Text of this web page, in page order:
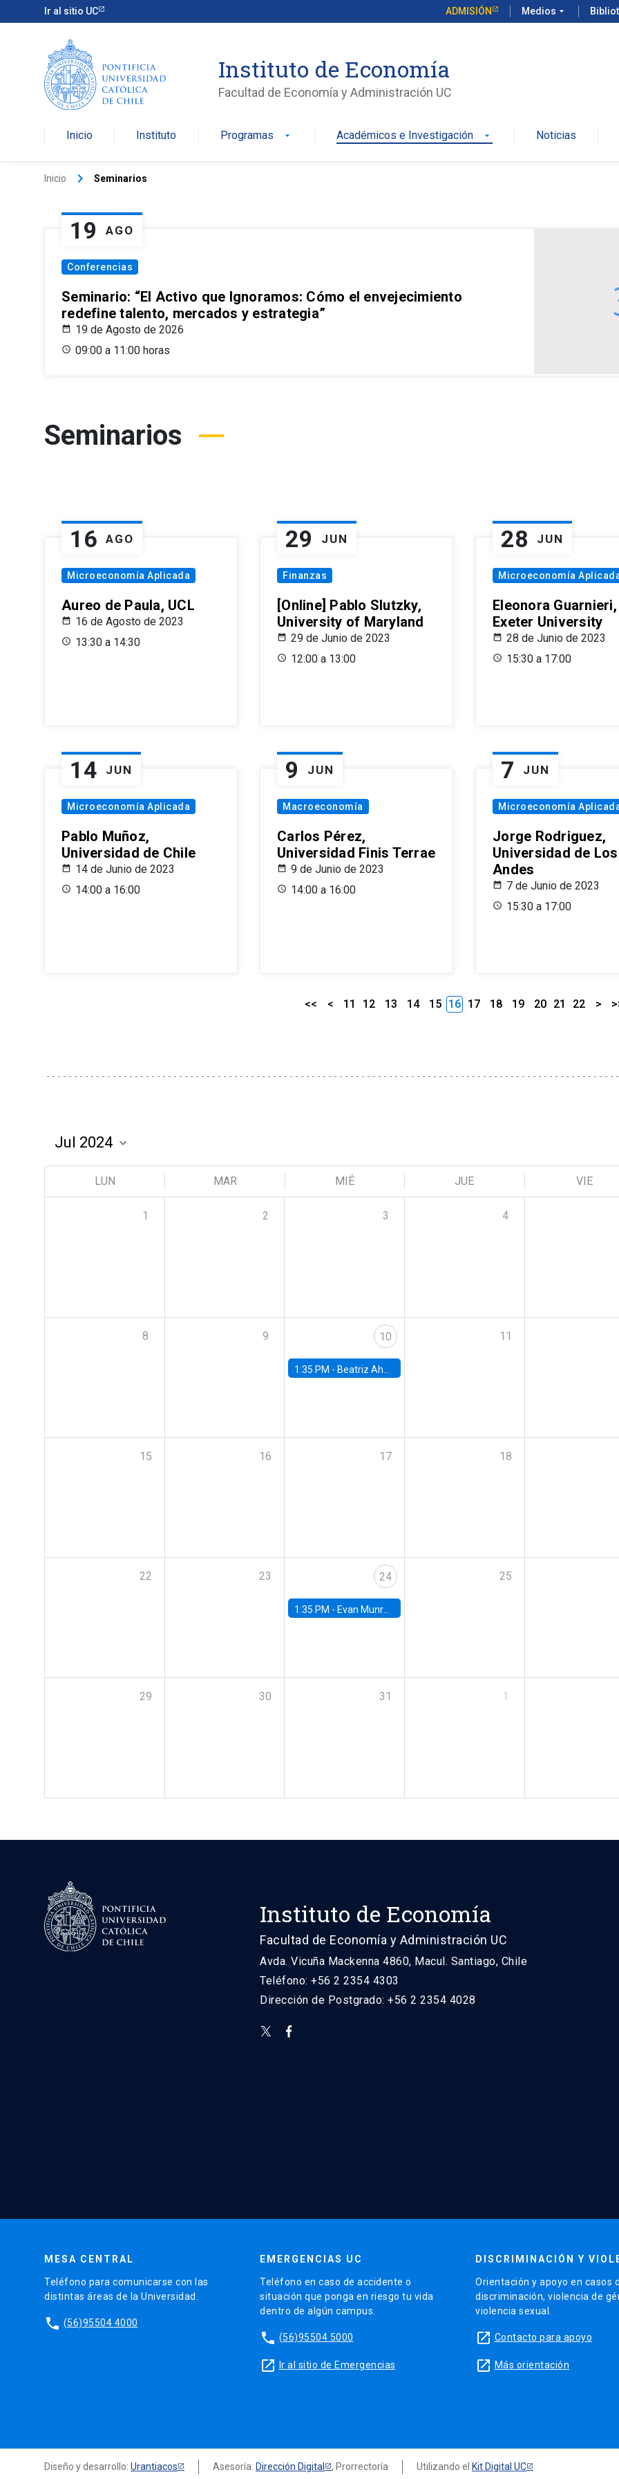
Ir al sitio UC ADMISIÓN Medios arrow_drop_down
Instituto de Economía
Facultad de Economía y Administración UC
Inicio Instituto Programas arrow_drop_down Académicos e Investigación arrow_drop_down Noticias
Inicio keyboard_arrow_right Seminarios
19 AGO
Conferencias
Seminario: “El Activo que Ignoramos: Cómo el envejecimiento
redefine talento, mercados y estrategia”
19 de Agosto de 2026
09:00 a 11:00 horas
Seminarios
16 AGO
Microeconomía Aplicada
Aureo de Paula, UCL
16 de Agosto de 2023
13:30 a 14:30
29 JUN
Finanzas
[Online] Pablo Slutzky,
University of Maryland
29 de Junio de 2023
12:00 a 13:00
28 JUN
Microeconomía
Eleonora Guarnieri,
Exeter University
28 de Junio de 2023
15:30 a 17:00
14 JUN
Microeconomía Aplicada
Pablo Muñoz,
Universidad de Chile
14 de Junio de 2023
14:00 a 16:00
9 JUN
Macroeconomía
Carlos Pérez,
Universidad Finis Terrae
9 de Junio de 2023
14:00 a 16:00
7 JUN
Microeconomía
Jorge Rodriguez,
Universidad de Los
Andes
7 de Junio de 2023
15:30 a 17:00
<< < 11 12 13 14 15 16 17 18 19 20 21 22 >
LUN MAR MIÉ JUE VIE
1 2 3 4
8 9 10
1:35 PM - Beatriz Ahumada, PhD candidate, Universidad de Pittsburgh
11
15 16 17 18
22 23 24
1:35 PM - Evan Munro, Neyman Visiting Assistant Professor in the Department of Statistics at UC Berkeley
25
29 30 31 1
Instituto de Economía
Facultad de Economía y Administración UC
Avda. Vicuña Mackenna 4860, Macul. Santiago, Chile
Teléfono: +56 2 2354 4303
Dirección de Postgrado: +56 2 2354 4028
MESA CENTRAL
Teléfono para comunicarse con las
distintas áreas de la Universidad.
phone (56)95504 4000
EMERGENCIAS UC
Teléfono en caso de accidente o
situación que ponga en riesgo tu vida
dentro de algún campus.
phone (56)95504 5000
launch Ir al sitio de Emergencias
DISCRIMINACIÓN Y
Orientación y apoyo en casos
discriminación, violencia de
violencia sexual.
launch Contacto para apoyo
launch Más orientación
Diseño y desarrollo: Urantiacos Asesoría: Dirección Digital , Prorrectoría Utilizando el Kit Digital UC